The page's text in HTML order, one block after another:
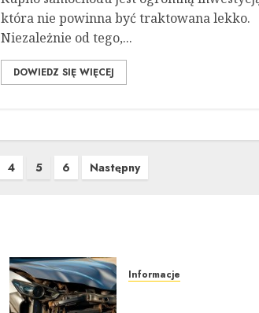
która nie powinna być traktowana lekko.
Niezależnie od tego,...
DOWIEDZ SIĘ WIĘCEJ
4 5 6 Następny
Informacje